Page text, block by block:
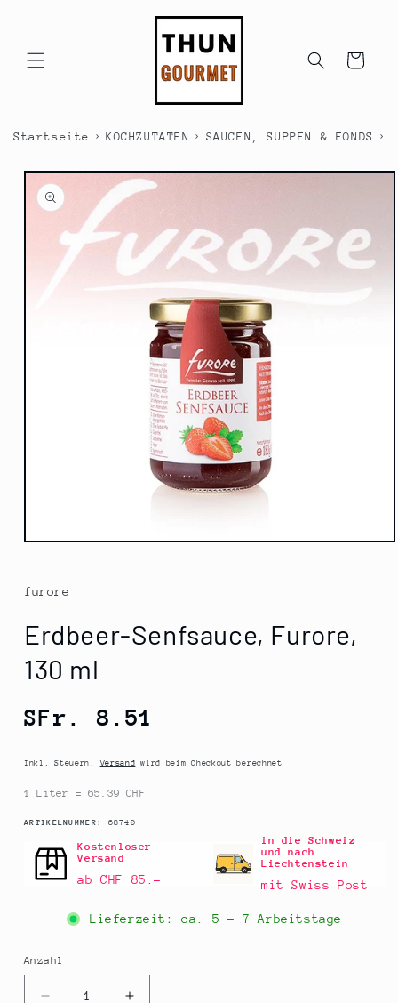
Warenkorb
Startseite › KOCHZUTATEN › SAUCEN, SUPPEN & FONDS ›
Medien
Modal
öffnen
furore
Erdbeer-Senfsauce, Furore,
130 ml
Normaler
SFr. 8.51
Inkl. Steuern.Versand wird beim Checkout berechnet
1 Liter = 65.39 CHF
ARTIKELNUMMER: SKU:
68740
Kostenloser
Versand
ab CHF 85.–
in die Schweiz
und nach
Liechtenstein
mit Swiss Post
Lieferzeit: ca. 5 - 7 Arbeitstage
Anzahl
Anzahl